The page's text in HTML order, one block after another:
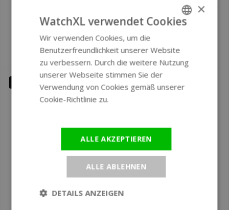
watch' Chronograph
Herrenuhr 45 mm
€499
Palazzo Herrenuhr
gold
€1.490 €799
Ø 42.5 mm
GERMAN
×
WatchXL verwendet Cookies
Wir verwenden Cookies, um die
Benutzerfreundlichkeit unserer Website
zu verbessern. Durch die weitere Nutzung
unserer Webseite stimmen Sie der
Verwendung von Cookies gemäß unserer
Cookie-Richtlinie zu.
ALLE AKZEPTIEREN
ALLE ABLEHNEN
DETAILS ANZEIGEN